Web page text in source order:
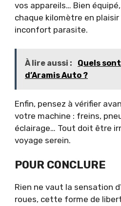
vos appareils… Bien
chaque kilomètre en
inconfort parasite.
À lire aussi :
Quels
d’Aramis Auto ?
Enfin, pensez à vérifier
votre machine : freins,
éclairage… Tout doit être
voyage serein.
POUR CONCLURE
Rien ne vaut la sensation
roues, cette forme de